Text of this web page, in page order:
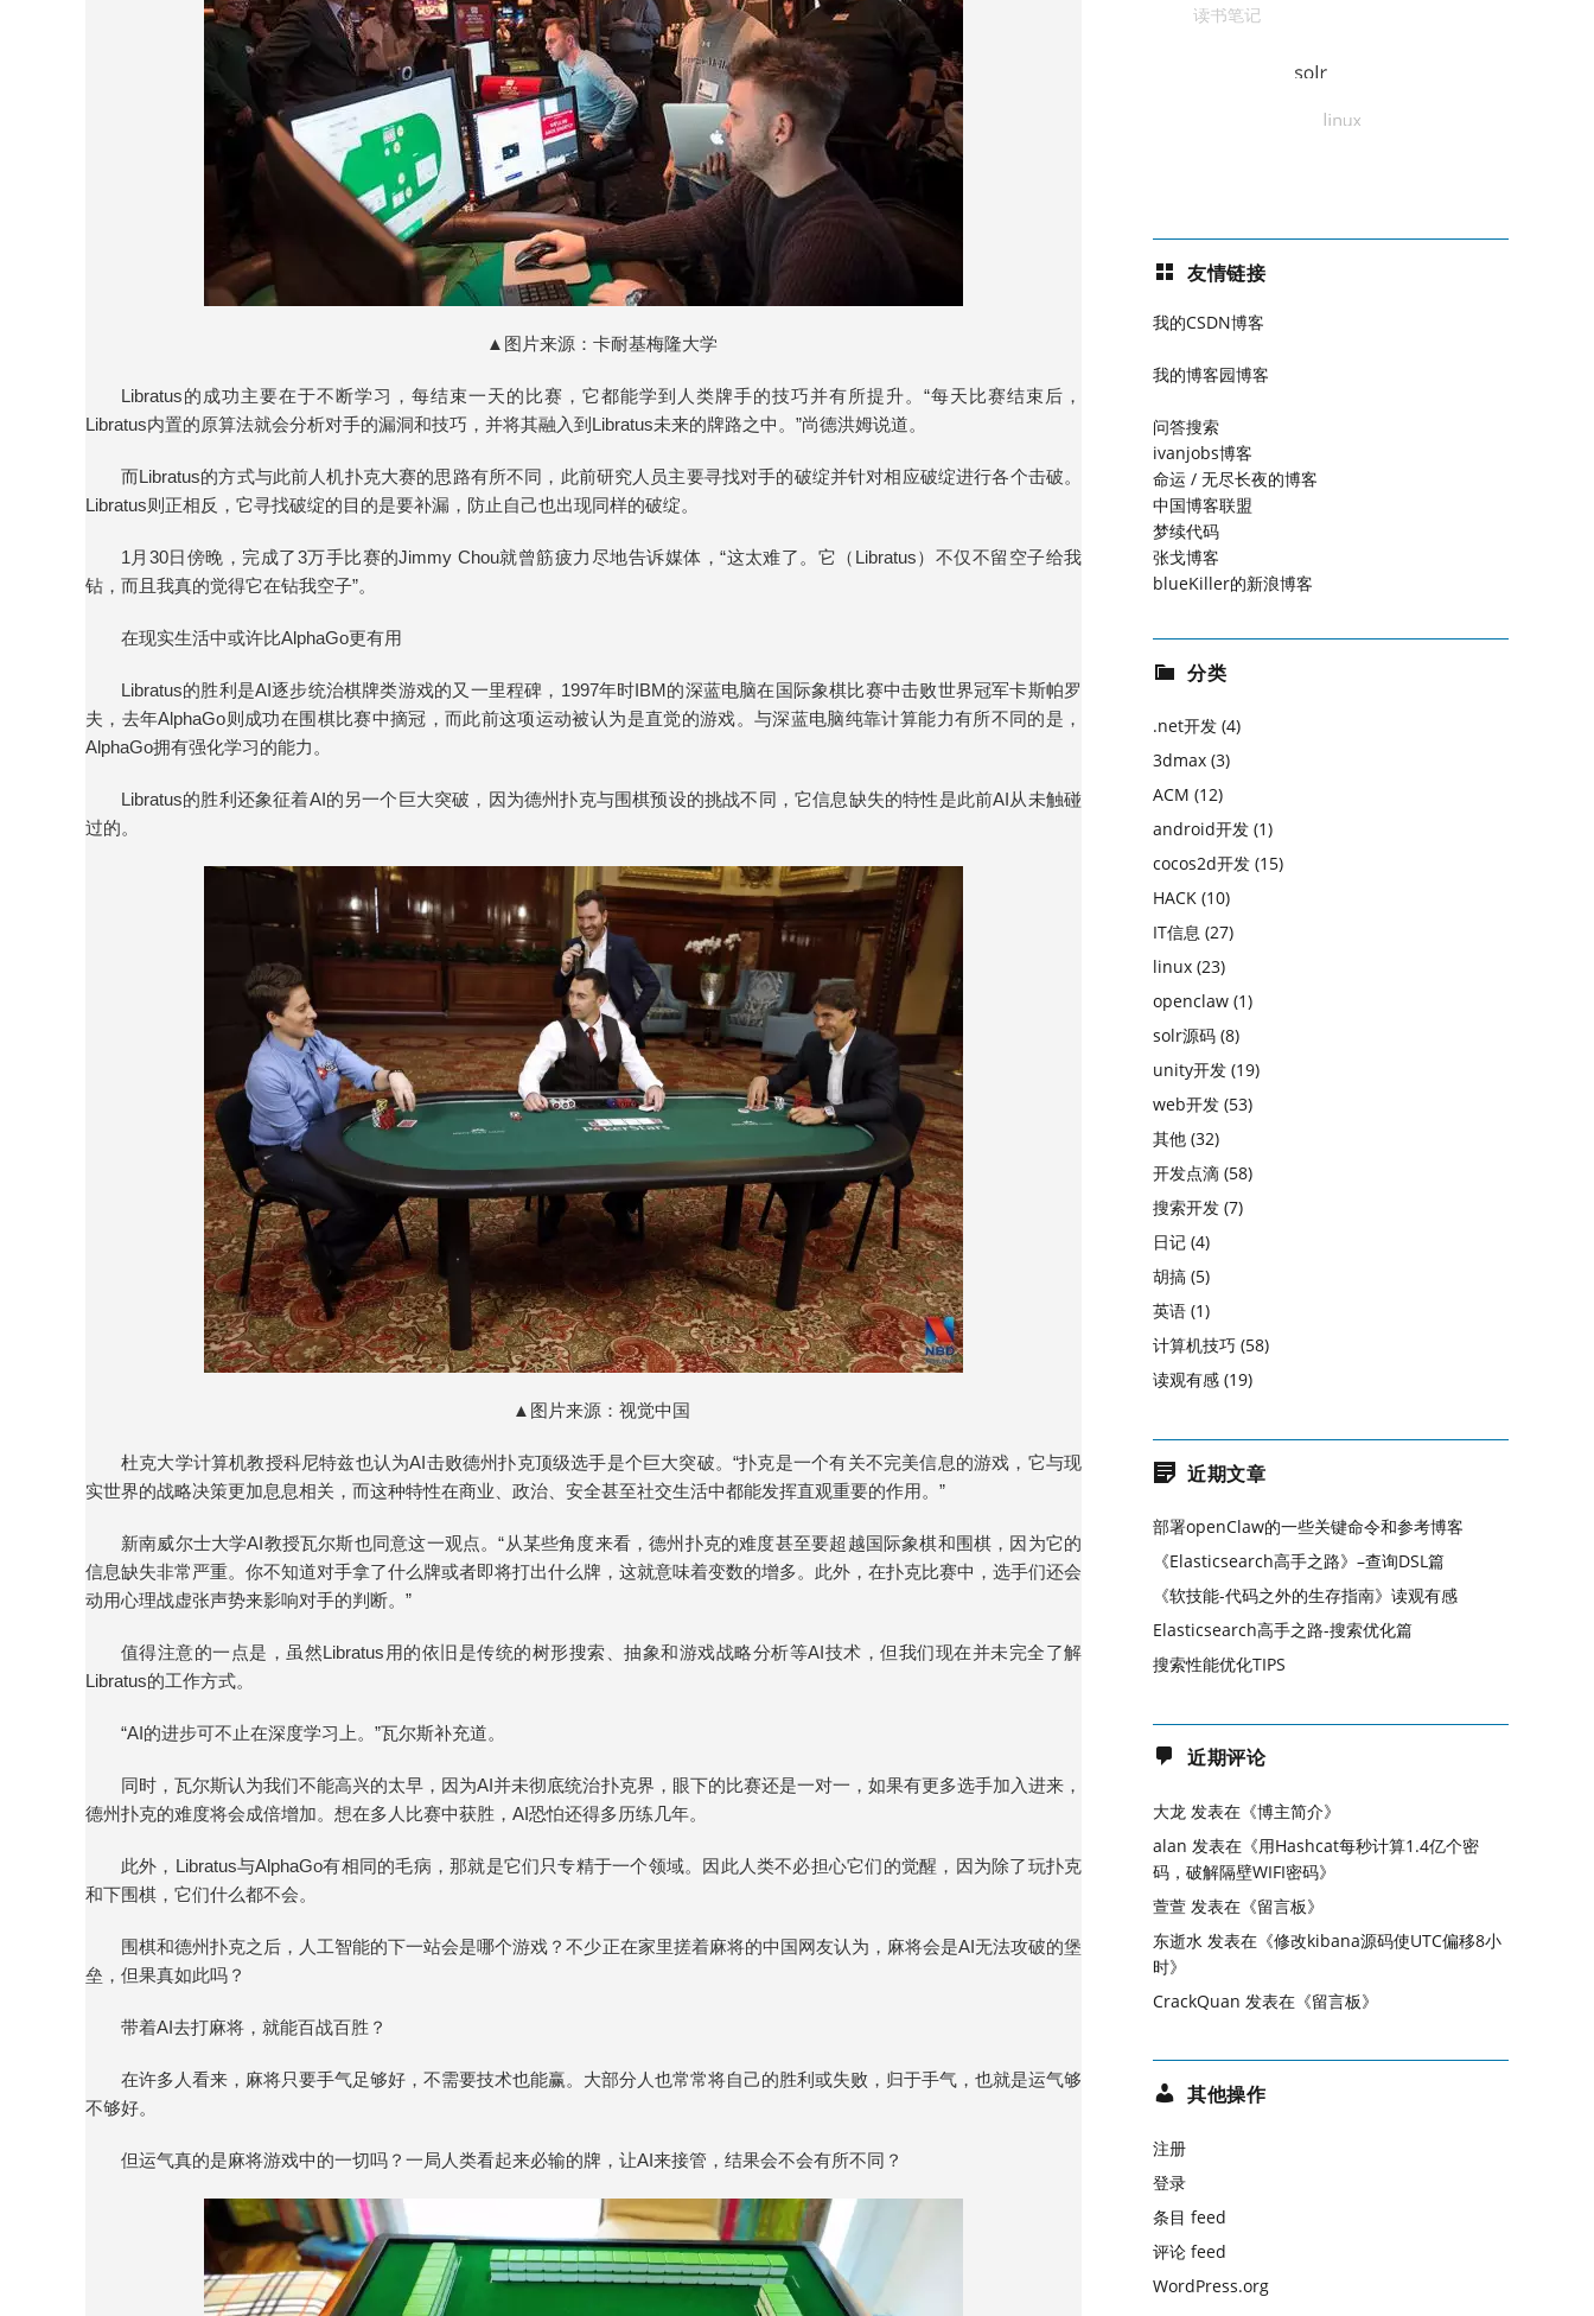
▲图片来源：卡耐基梅隆大学
Libratus的成功主要在于不断学习，每结束一天的比赛，它都能学到人类牌手的技巧并有所提升。“每天比赛结束后，
Libratus内置的原算法就会分析对手的漏洞和技巧，并将其融入到Libratus未来的牌路之中。”尚德洪姆说道。
而Libratus的方式与此前人机扑克大赛的思路有所不同，此前研究人员主要寻找对手的破绽并针对相应破绽进行各个击破。
Libratus则正相反，它寻找破绽的目的是要补漏，防止自己也出现同样的破绽。
1月30日傍晚，完成了3万手比赛的Jimmy Chou就曾筋疲力尽地告诉媒体，“这太难了。它（Libratus）不仅不留空子给我
钻，而且我真的觉得它在钻我空子”。
在现实生活中或许比AlphaGo更有用
Libratus的胜利是AI逐步统治棋牌类游戏的又一里程碑，1997年时IBM的深蓝电脑在国际象棋比赛中击败世界冠军卡斯帕罗
夫，去年AlphaGo则成功在围棋比赛中摘冠，而此前这项运动被认为是直觉的游戏。与深蓝电脑纯靠计算能力有所不同的是，
AlphaGo拥有强化学习的能力。
Libratus的胜利还象征着AI的另一个巨大突破，因为德州扑克与围棋预设的挑战不同，它信息缺失的特性是此前AI从未触碰
过的。
▲图片来源：视觉中国
杜克大学计算机教授科尼特兹也认为AI击败德州扑克顶级选手是个巨大突破。“扑克是一个有关不完美信息的游戏，它与现
实世界的战略决策更加息息相关，而这种特性在商业、政治、安全甚至社交生活中都能发挥直观重要的作用。”
新南威尔士大学AI教授瓦尔斯也同意这一观点。“从某些角度来看，德州扑克的难度甚至要超越国际象棋和围棋，因为它的
信息缺失非常严重。你不知道对手拿了什么牌或者即将打出什么牌，这就意味着变数的增多。此外，在扑克比赛中，选手们还会
动用心理战虚张声势来影响对手的判断。”
值得注意的一点是，虽然Libratus用的依旧是传统的树形搜索、抽象和游戏战略分析等AI技术，但我们现在并未完全了解
Libratus的工作方式。
“AI的进步可不止在深度学习上。”瓦尔斯补充道。
同时，瓦尔斯认为我们不能高兴的太早，因为AI并未彻底统治扑克界，眼下的比赛还是一对一，如果有更多选手加入进来，
德州扑克的难度将会成倍增加。想在多人比赛中获胜，AI恐怕还得多历练几年。
此外，Libratus与AlphaGo有相同的毛病，那就是它们只专精于一个领域。因此人类不必担心它们的觉醒，因为除了玩扑克
和下围棋，它们什么都不会。
围棋和德州扑克之后，人工智能的下一站会是哪个游戏？不少正在家里搓着麻将的中国网友认为，麻将会是AI无法攻破的堡
垒，但果真如此吗？
带着AI去打麻将，就能百战百胜？
在许多人看来，麻将只要手气足够好，不需要技术也能赢。大部分人也常常将自己的胜利或失败，归于手气，也就是运气够
不够好。
但运气真的是麻将游戏中的一切吗？一局人类看起来必输的牌，让AI来接管，结果会不会有所不同？
友情链接
我的CSDN博客
我的博客园博客
问答搜索
ivanjobs博客
命运 / 无尽长夜的博客
中国博客联盟
梦续代码
张戈博客
blueKiller的新浪博客
分类
.net开发 (4)
3dmax (3)
ACM (12)
android开发 (1)
cocos2d开发 (15)
HACK (10)
IT信息 (27)
linux (23)
openclaw (1)
solr源码 (8)
unity开发 (19)
web开发 (53)
其他 (32)
开发点滴 (58)
搜索开发 (7)
日记 (4)
胡搞 (5)
英语 (1)
计算机技巧 (58)
读观有感 (19)
近期文章
部署openClaw的一些关键命令和参考博客
《Elasticsearch高手之路》–查询DSL篇
《软技能-代码之外的生存指南》读观有感
Elasticsearch高手之路-搜索优化篇
搜索性能优化TIPS
近期评论
大龙 发表在《博主简介》
alan 发表在《用Hashcat每秒计算1.4亿个密
码，破解隔壁WIFI密码》
萱萱 发表在《留言板》
东逝水 发表在《修改kibana源码使UTC偏移8小
时》
CrackQuan 发表在《留言板》
其他操作
注册
登录
条目 feed
评论 feed
WordPress.org